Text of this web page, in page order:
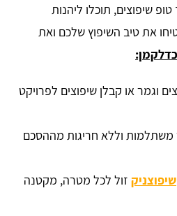
שיפוצים, תוכלו ליהנות
את טיב השיפוץ שלכם ואת
וגמר או קבלן שיפוצים לפרויקט
משתלמות וללא חריגות מההסכם
שיפוצניק זול לכל מטרה, מקטנה